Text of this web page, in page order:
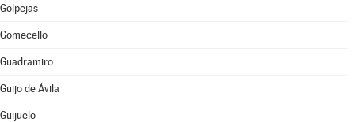
Golpejas
Gomecello
Guadramiro
Guijo de Ávila
Guijuelo